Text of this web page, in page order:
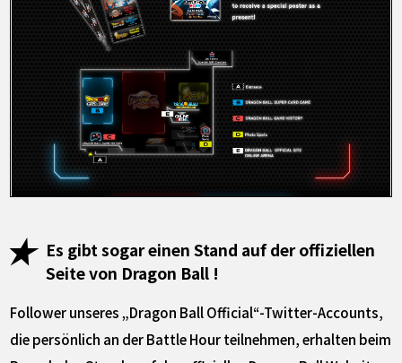
Es gibt sogar einen Stand auf der offiziellen
Seite von Dragon Ball !
Follower unseres „Dragon Ball Official“-Twitter-Accounts,
die persönlich an der Battle Hour teilnehmen, erhalten beim